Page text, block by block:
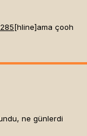
[hline]ama çooh
ne günlerdi